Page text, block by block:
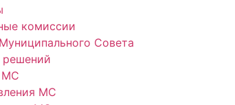
комиссии
Совета
МС
МС